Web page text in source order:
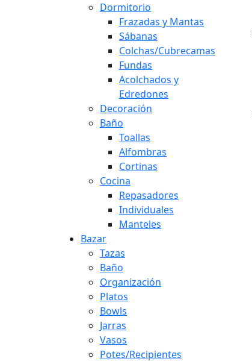
Dormitorio
Frazadas y Mantas
Sábanas
Colchas/Cubrecamas
Fundas
Acolchados y
Edredones
Decoración
Baño
Toallas
Alfombras
Cortinas
Cocina
Repasadores
Individuales
Manteles
Bazar
Tazas
Baño
Organización
Platos
Bowls
Jarras
Vasos
Potes/Recipientes